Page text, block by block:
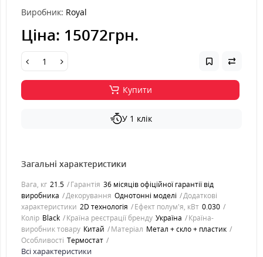
Виробник: Royal
Ціна: 15072грн.
Купити
У 1 клік
Загальні характеристики
Вага, кг 21.5 Гарантія 36 місяців офіційної гарантії від
виробника
Декорування Однотонні моделі
Додаткові
характеристики 2D технологія Ефект полум'я, кВт 0.030
Колір Black Країна реєстрації бренду Україна
Країна-
виробник товару Китай Матеріал Метал + скло + пластик
Особливості Термостат
Всі характеристики